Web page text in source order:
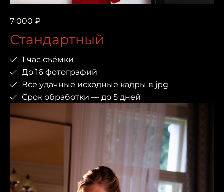
7 000 ₽
Стандартный
1 час съёмки
До 16 фотографий
Все удачные исходные кадры в jpg
Срок обработки — до 5 дней